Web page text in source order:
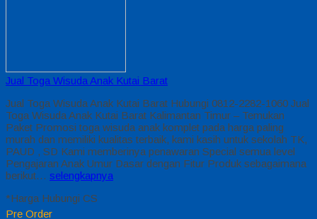
Jual Toga Wisuda Anak Kutai Barat
Jual Toga Wisuda Anak Kutai Barat Hubungi 0812-2282-1060 Jual
Toga Wisuda Anak Kutai Barat Kalimantan Timur – Temukan
Paket Promosi toga wisuda anak komplet pada harga paling
murah dan memiliki kualitas terbaik, kami kasih untuk sekolah TK,
PAUD , SD Kami memberinya penawaran Special semua level
Pengajaran Anak Umur Dasar dengan Fitur Produk sebagaimana
berikut… selengkapnya
*Harga Hubungi CS
Pre Order